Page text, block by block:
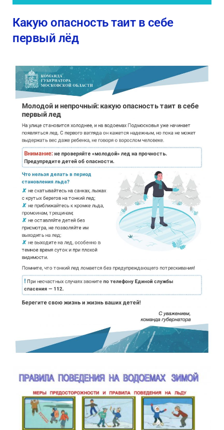
Какую опасность таит в себе
первый лёд